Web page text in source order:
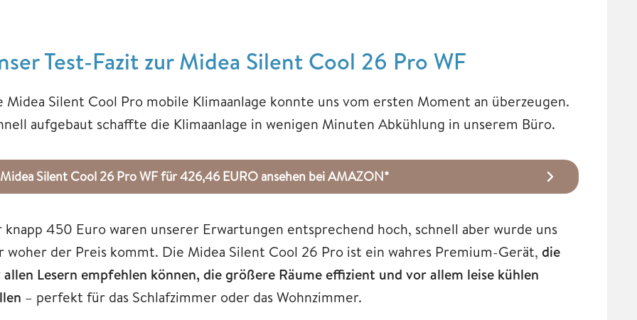
Test-Fazit zur Midea Silent Cool 26 Pro WF
Midea Silent Cool Pro mobile Klimaanlage konnte uns vom ersten Moment an überzeugen.
aufgebaut schaffte die Klimaanlage in wenigen Minuten Abkühlung in unserem Büro.
Midea Silent Cool 26 Pro WF für 426,46 EURO ansehen bei AMAZON*
knapp 450 Euro waren unserer Erwartungen entsprechend hoch, schnell aber wurde uns
woher der Preis kommt. Die Midea Silent Cool 26 Pro ist ein wahres Premium-Gerät, die
Lesern empfehlen können, die größere Räume effizient und vor allem leise kühlen
– perfekt für das Schlafzimmer oder das Wohnzimmer.